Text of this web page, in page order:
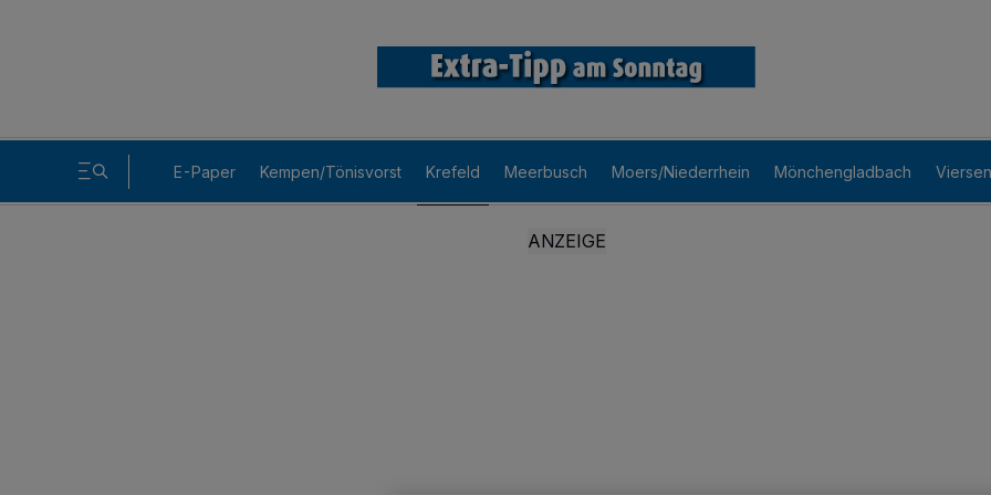
E-Paper Kempen/Tönisvorst Krefeld Meerbusch Moers/Niederrhein Mönchengladbach Viersen